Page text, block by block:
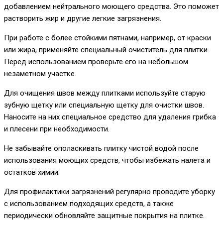
добавлением нейтрального моющего средства. Это поможет
растворить жир и другие легкие загрязнения.
При работе с более стойкими пятнами, например, от краски
или жира, применяйте специальный очиститель для плитки.
Перед использованием проверьте его на небольшом
незаметном участке.
Для очищения швов между плитками используйте старую
зубную щетку или специальную щетку для очистки швов.
Наносите на них специальное средство для удаления грибка
и плесени при необходимости.
Не забывайте ополаскивать плитку чистой водой после
использования моющих средств, чтобы избежать налета и
остатков химии.
Для профилактики загрязнений регулярно проводите уборку
с использованием подходящих средств, а также
периодически обновляйте защитные покрытия на плитке.